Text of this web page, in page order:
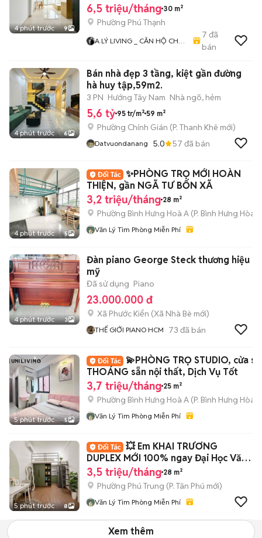
4 phút trước 9
6,5 triệu/tháng 30 m²
Phường Phú Thạnh
A LÝ LIVING _ CĂN HỘ CHO
CHUNG CƯ - NHÀ Ở
7 đã
bán
4 phút trước 6
Bán nhà đẹp 3 tầng, kiệt gần đường
hà huy tập,59m2.
3 PN Hướng Tây Nam Nhà ngõ, hẻm
5,6 tỷ 95 tr/m² 59 m²
Phường Chính Gián (P. Thanh Khê mới)
Datvuondanang 5.0 57 đã bán
4 phút trước 5
✨PHÒNG TRỌ MỚI HOÀN
THIỆN, gần NGÃ TƯ BỐN XÃ
3,2 triệu/tháng 28 m²
Phường Bình Hưng Hoà A (P. Bình Hưng Hòa
Văn Lý Tìm Phòng Miễn Phí
4 phút trước 3
Đàn piano George Steck thương hiệu
mỹ
Đã sử dụng Piano
23.000.000 đ
Xã Phước Kiển (Xã Nhà Bè mới)
THẾ GIỚI PIANO HCM 73 đã bán
5 phút trước 5
💫PHÒNG TRỌ STUDIO, cửa sổ
THOÁNG sẵn nội thất, Dịch Vụ Tốt
3,7 triệu/tháng 25 m²
Phường Bình Hưng Hoà A (P. Bình Hưng Hòa
Văn Lý Tìm Phòng Miễn Phí
5 phút trước 8
💥 Em KHAI TRƯƠNG
DUPLEX MỚI 100% ngay Đại Học Văn
Hiến
3,5 triệu/tháng 28 m²
Phường Phú Trung (P. Tân Phú mới)
Văn Lý Tìm Phòng Miễn Phí
Xem thêm